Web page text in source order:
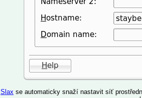
Slaxse automaticky snaží nastavit síť